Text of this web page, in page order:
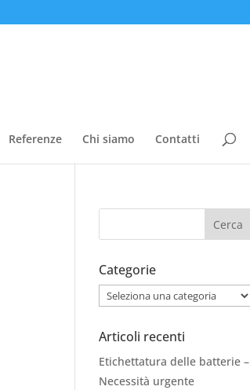
Referenze Chi siamo Contatti
Categorie
Categorie
Articoli recenti
Etichettatura delle batterie –
Necessità urgente